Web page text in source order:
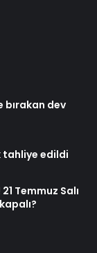
bırakan dev
tahliye edildi
Temmuz Salı